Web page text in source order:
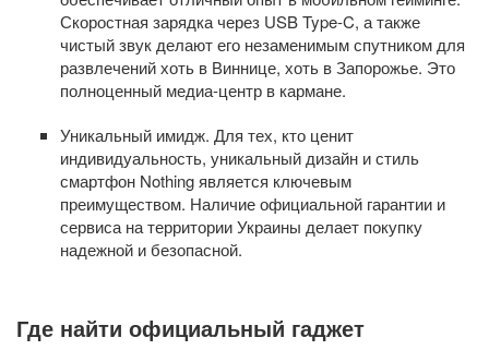
Скоростная зарядка через USB Type-C, а также
чистый звук делают его незаменимым спутником для
развлечений хоть в Виннице, хоть в Запорожье. Это
полноценный медиа-центр в кармане.
Уникальный имидж. Для тех, кто ценит
индивидуальность, уникальный дизайн и стиль
смартфон Nothing является ключевым
преимуществом. Наличие официальной гарантии и
сервиса на территории Украины делает покупку
надежной и безопасной.
Где найти официальный гаджет